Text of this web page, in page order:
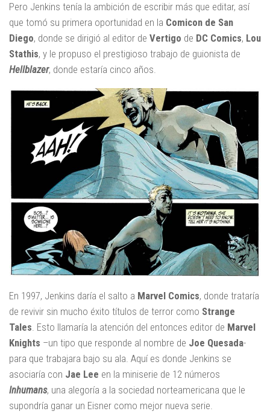
Pero Jenkins tenía la ambición de escribir más que editar, así
que tomó su primera oportunidad en la Comicon de San
Diego, donde se dirigió al editor de Vertigo de DC Comics, Lou
Stathis, y le propuso el prestigioso trabajo de guionista de
Hellblazer, donde estaría cinco años.
En 1997, Jenkins daría el salto a Marvel Comics, donde trataría
de revivir sin mucho éxito títulos de terror como Strange
Tales. Esto llamaría la atención del entonces editor de Marvel
Knights –un tipo que responde al nombre de Joe Quesada-
para que trabajara bajo su ala. Aquí es donde Jenkins se
asociaría con Jae Lee en la miniserie de 12 números
Inhumans, una alegoría a la sociedad norteamericana que le
supondría ganar un Eisner como mejor nueva serie.